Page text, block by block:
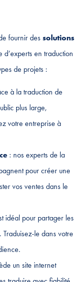
fournir dessolutions
d’experts en traduction
de projets :
à la traduction de
plus large,
votre entreprise à
: nos experts de la
pour créer une
vos ventes dans le
idéal pour partager les
le dans votre
un site internet